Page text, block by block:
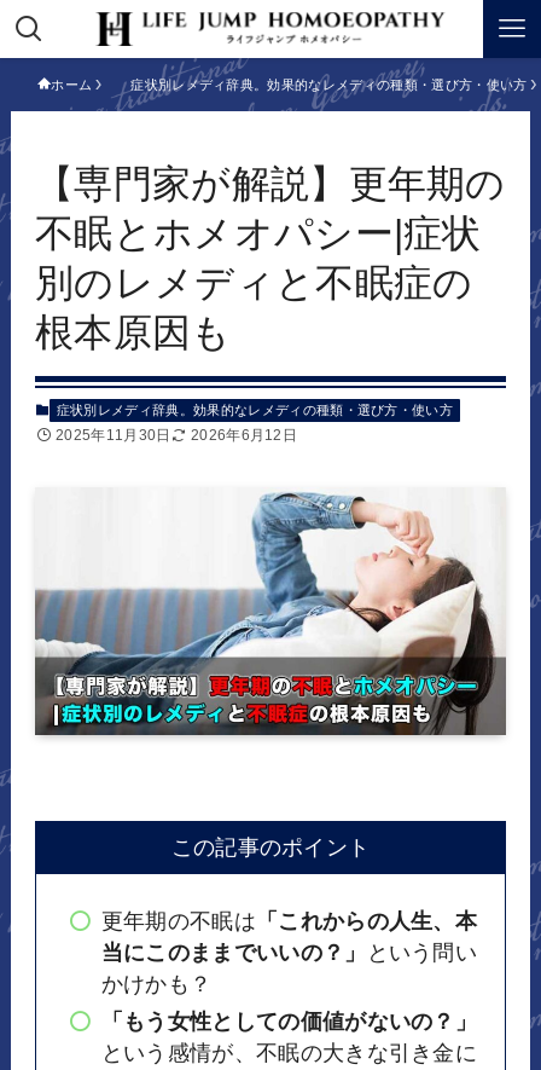
ホーム 症状別レメディ辞典。効果的なレメディの種類・選び方・使い方
【専門家が解説】更年期の
不眠とホメオパシー|症状
別のレメディと不眠症の
根本原因も
症状別レメディ辞典。効果的なレメディの種類・選び方・使い方
2025年11月30日 2026年6月12日
この記事のポイント
更年期の不眠は 「これからの人生、本
当にこのままでいいの？」
という問い
かけかも？
「もう女性としての価値がないの？」
という感情が、不眠の大きな引き金に